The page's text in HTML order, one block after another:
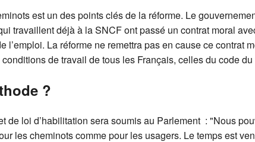
est un des points clés de la réforme. Le
travaillent déjà à la SNCF ont passé un contrat moral
l’emploi. La réforme ne remettra pas en cause ce contrat
de travail de tous les Français, celles du code
?
de loi d’habilitation sera soumis au Parlement : "Nous
les cheminots comme pour les usagers. Le temps est